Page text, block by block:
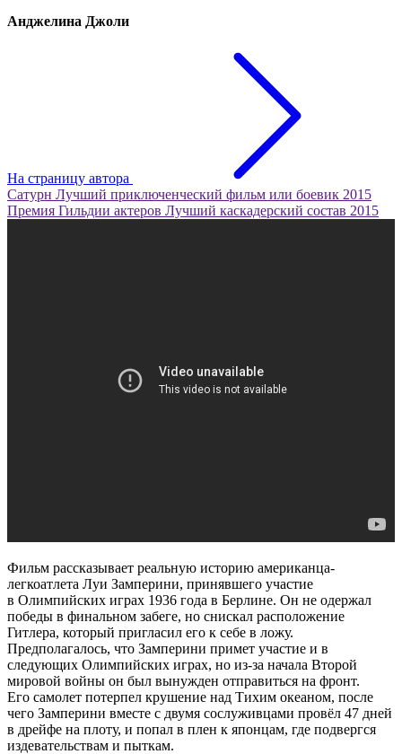
Анджелина Джоли
На страницу автора
Сатурн Лучший приключенческий фильм или боевик 2015
Премия Гильдии актеров Лучший каскадерский состав 2015
Фильм рассказывает реальную историю американца-
легкоатлета Луи Замперини, принявшего участие
в Олимпийских играх 1936 года в Берлине. Он не одержал
победы в финальном забеге, но снискал расположение
Гитлера, который пригласил его к себе в ложу.
Предполагалось, что Замперини примет участие и в
следующих Олимпийских играх, но из-за начала Второй
мировой войны он был вынужден отправиться на фронт.
Его самолет потерпел крушение над Тихим океаном, после
чего Замперини вместе с двумя сослуживцами провёл 47 дней
в дрейфе на плоту, и попал в плен к японцам, где подвергся
издевательствам и пыткам.